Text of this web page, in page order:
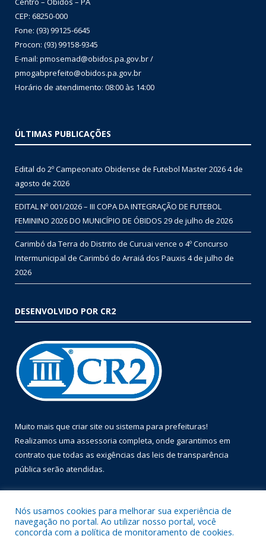
CEP: 68250-000
Fone: (93) 99125-6645
Procon: (93) 99158-9345
E-mail: pmosemad@obidos.pa.gov.br /
pmogabprefeito@obidos.pa.gov.br
Horário de atendimento: 08:00 às 14:00
ÚLTIMAS PUBLICAÇÕES
Edital do 2º Campeonato Obidense de Futebol Master 20264 de
agosto de 2026
EDITAL Nº 001/2026 – III COPA DA INTEGRAÇÃO DE FUTEBOL
FEMININO 2026 DO MUNICÍPIO DE ÓBIDOS 29 de julho de 2026
Carimbó da Terra do Distrito de Curuai vence o 4º Concurso
Intermunicipal de Carimbó do Arraiá dos Pauxis 4 de julho de
2026
DESENVOLVIDO POR CR2
Muito mais que criar site ou sistema para prefeituras!
Realizamos uma assessoria completa, onde garantimos em
contrato que todas as exigências das leis de transparência
pública serão atendidas.
Nós usamos cookies para melhorar sua experiência de
navegação no portal. Ao utilizar nosso portal, você
concorda com a política de monitoramento de cookies.